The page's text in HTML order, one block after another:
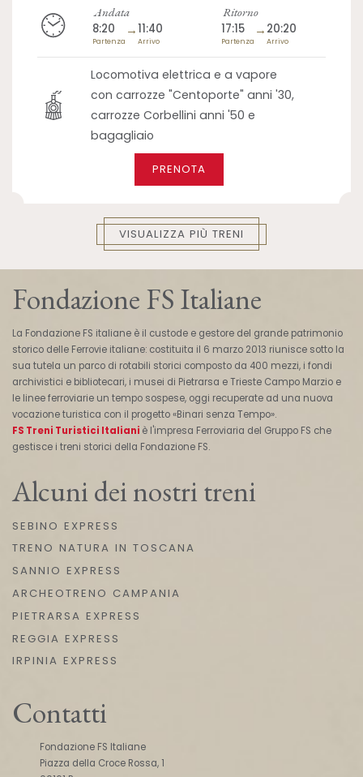
Andata
8:20
Partenza
→11:40
Arrivo
Ritorno
17:15
Partenza
→ 20:20
Arrivo
Locomotiva elettrica e a vapore
con carrozze "Centoporte" anni '30,
carrozze Corbellini anni '50 e
bagagliaio
PRENOTA
VISUALIZZA PIÙ TRENI
Fondazione FS Italiane
La Fondazione FS italiane è il custode e gestore del grande patrimonio
storico delle Ferrovie italiane: costituita il 6 marzo 2013 riunisce sotto la
sua tutela un parco di rotabili storici composto da 400 mezzi, i fondi
archivistici e bibliotecari, i musei di Pietrarsa e Trieste Campo Marzio e
le linee ferroviarie un tempo sospese, oggi recuperate ad una nuova
vocazione turistica con il progetto «Binari senza Tempo».
FS Treni Turistici Italiani è l'impresa Ferroviaria del Gruppo FS che
gestisce i treni storici della Fondazione FS.
Alcuni dei nostri treni
SEBINO EXPRESS
TRENO NATURA IN TOSCANA
SANNIO EXPRESS
ARCHEOTRENO CAMPANIA
PIETRARSA EXPRESS
REGGIA EXPRESS
IRPINIA EXPRESS
Contatti
Fondazione FS Italiane
Piazza della Croce Rossa, 1